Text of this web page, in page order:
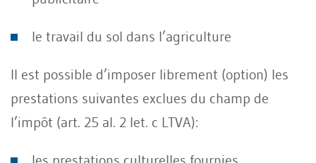
le travail du sol dans l’agriculture
Il est possible d’imposer librement (option) les
prestations suivantes exclues du champ de
l’impôt (art. 25 al. 2 let. c LTVA):